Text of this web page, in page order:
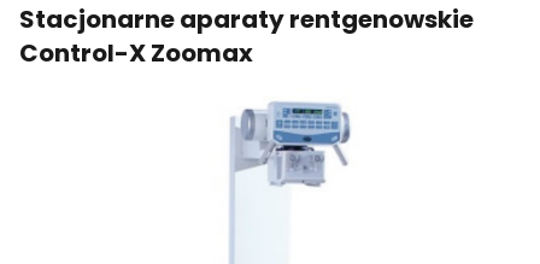
Stacjonarne aparaty rentgenowskie
Control-X Zoomax